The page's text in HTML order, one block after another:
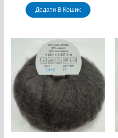
Додати В Кошик